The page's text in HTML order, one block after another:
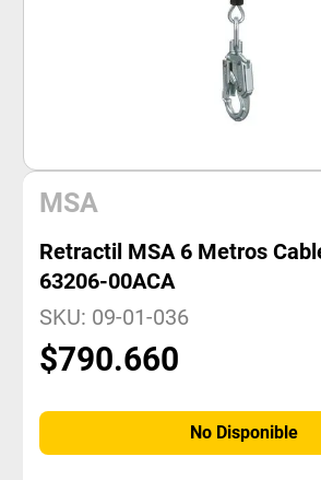
MSA
Retractil MSA 6 Metros
63206-00ACA
SKU: 09-01-036
$790.660
No Disponible